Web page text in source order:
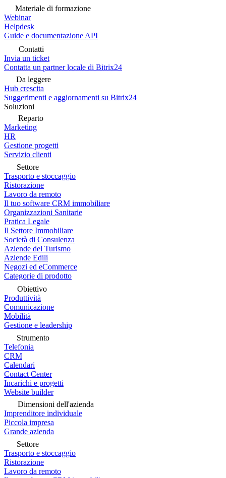
Materiale di formazione
Webinar
Helpdesk
Guide e documentazione API
Contatti
Invia un ticket
Contatta un partner locale di Bitrix24
Da leggere
Hub crescita
Suggerimenti e aggiornamenti su Bitrix24
Soluzioni
Reparto
Marketing
HR
Gestione progetti
Servizio clienti
Settore
Trasporto e stoccaggio
Ristorazione
Lavoro da remoto
Il tuo software CRM immobiliare
Organizzazioni Sanitarie
Pratica Legale
Il Settore Immobiliare
Società di Consulenza
Aziende del Turismo
Aziende Edili
Negozi ed eCommerce
Categorie di prodotto
Obiettivo
Produttività
Comunicazione
Mobilità
Gestione e leadership
Strumento
Telefonia
CRM
Calendari
Contact Center
Incarichi e progetti
Website builder
Dimensioni dell'azienda
Imprenditore individuale
Piccola impresa
Grande azienda
Settore
Trasporto e stoccaggio
Ristorazione
Lavoro da remoto